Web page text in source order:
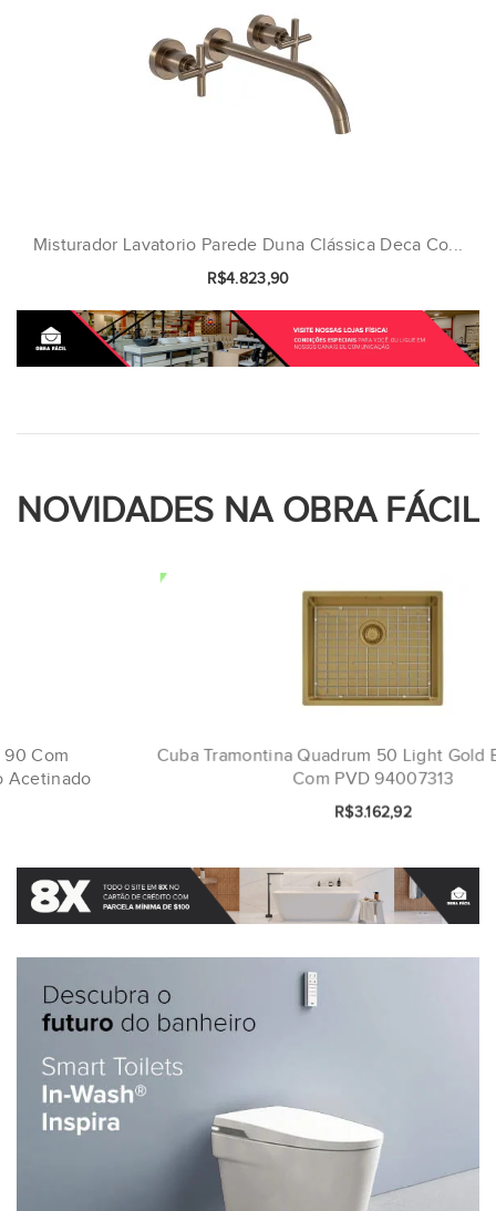
Misturador Lavatorio Parede Duna Clássica Deca Co...
R$4.823,90
NOVIDADES NA OBRA FÁCIL
Cuba Tramontina Quadrum 50 Light Gold Em Aço Inox
Com PVD 94007313